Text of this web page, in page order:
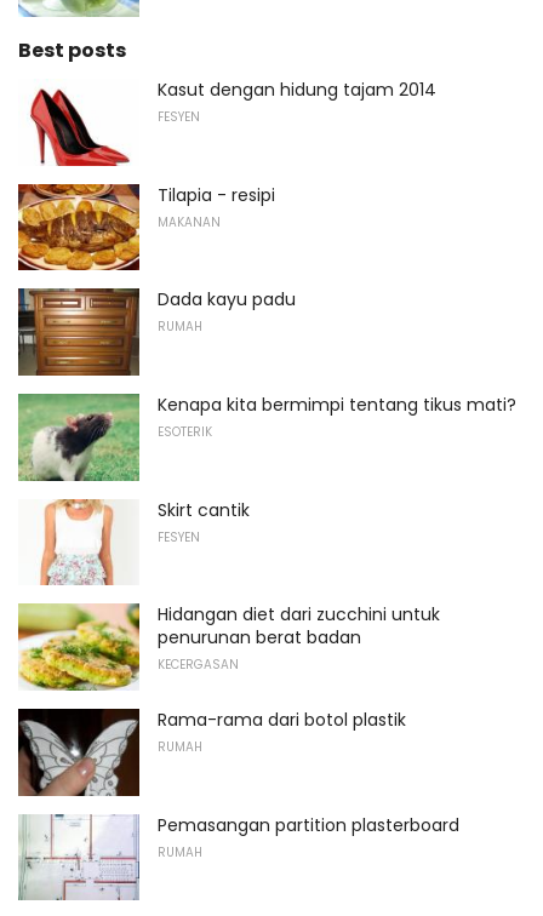
Best posts
Kasut dengan hidung tajam 2014
FESYEN
Tilapia - resipi
MAKANAN
Dada kayu padu
RUMAH
Kenapa kita bermimpi tentang tikus mati?
ESOTERIK
Skirt cantik
FESYEN
Hidangan diet dari zucchini untuk
penurunan berat badan
KECERGASAN
Rama-rama dari botol plastik
RUMAH
Pemasangan partition plasterboard
RUMAH